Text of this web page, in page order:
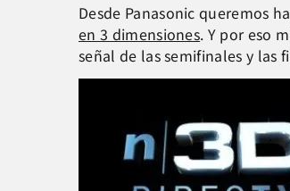
Desde Panasonic queremos
en 3 dimensiones. Y por eso
señal de las semifinales y las